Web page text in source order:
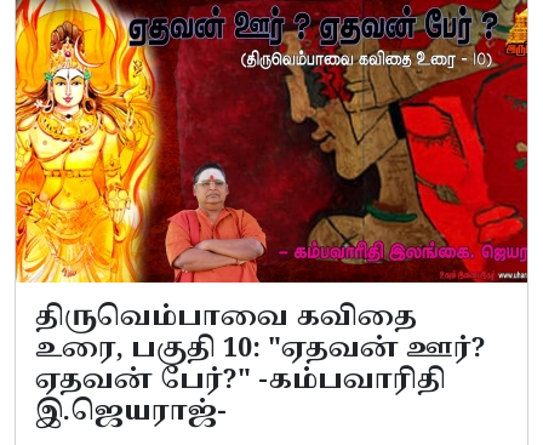
திருவெம்பாவை கவிதை
உரை, பகுதி 10: "ஏதவன் ஊர்?
ஏதவன் பேர்?" -கம்பவாரிதி
இ.ஜெயராஜ்-